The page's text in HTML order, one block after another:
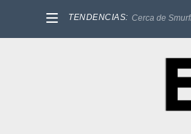
TENDENCIAS: Cerca de